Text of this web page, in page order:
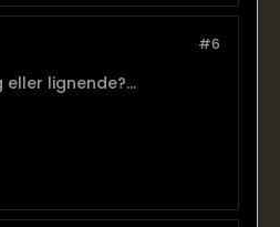
#6
lignende?...